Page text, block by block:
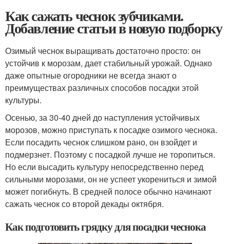
Как сажать чеснок зубчиками.
Добавление статьи в новую подборку
Озимый чеснок выращивать достаточно просто: он
устойчив к морозам, дает стабильный урожай. Однако
даже опытные огородники не всегда знают о
преимуществах различных способов посадки этой
культуры.
Осенью, за 30-40 дней до наступления устойчивых
морозов, можно приступать к посадке озимого чеснока.
Если посадить чеснок слишком рано, он взойдет и
подмерзнет. Поэтому с посадкой лучше не торопиться.
Но если высадить культуру непосредственно перед
сильными морозами, он не успеет укорениться и зимой
может погибнуть. В средней полосе обычно начинают
сажать чеснок со второй декады октября.
Как подготовить грядку для посадки чеснока